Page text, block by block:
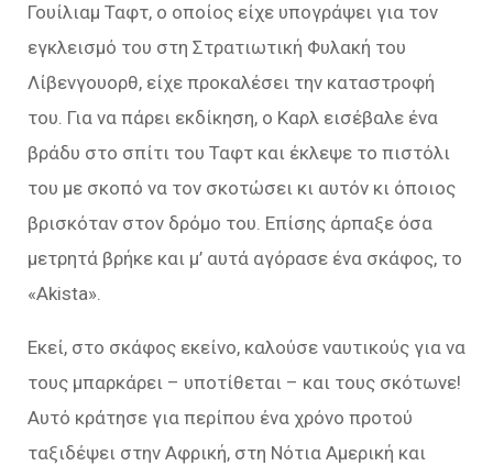
Γουίλιαμ Ταφτ, ο οποίος είχε υπογράψει για τον
εγκλεισμό του στη Στρατιωτική Φυλακή του
Λίβενγουορθ, είχε προκαλέσει την καταστροφή
του. Για να πάρει εκδίκηση, ο Καρλ εισέβαλε ένα
βράδυ στο σπίτι του Ταφτ και έκλεψε το πιστόλι
του με σκοπό να τον σκοτώσει κι αυτόν κι όποιος
βρισκόταν στον δρόμο του. Επίσης άρπαξε όσα
μετρητά βρήκε και μ’ αυτά αγόρασε ένα σκάφος, το
«Akista».
Εκεί, στο σκάφος εκείνο, καλούσε ναυτικούς για να
τους μπαρκάρει – υποτίθεται – και τους σκότωνε!
Αυτό κράτησε για περίπου ένα χρόνο προτού
ταξιδέψει στην Αφρική, στη Νότια Αμερική και